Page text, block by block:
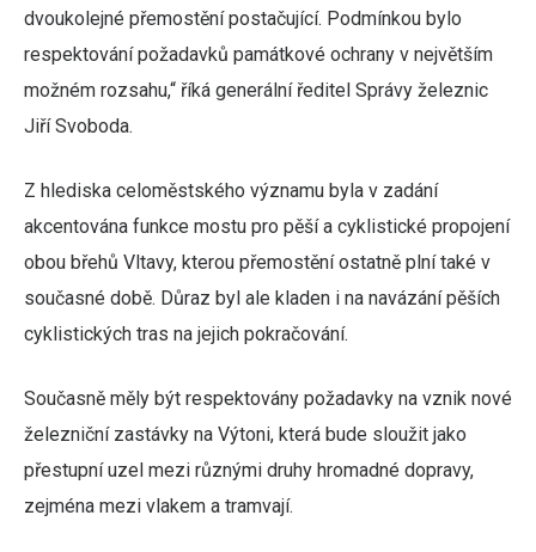
dvoukolejné přemostění postačující. Podmínkou bylo
respektování požadavků památkové ochrany v největším
možném rozsahu,“ říká generální ředitel Správy železnic
Jiří Svoboda.
Z hlediska celoměstského významu byla v zadání
akcentována funkce mostu pro pěší a cyklistické propojení
obou břehů Vltavy, kterou přemostění ostatně plní také v
současné době. Důraz byl ale kladen i na navázání pěších
cyklistických tras na jejich pokračování.
Současně měly být respektovány požadavky na vznik nové
železniční zastávky na Výtoni, která bude sloužit jako
přestupní uzel mezi různými druhy hromadné dopravy,
zejména mezi vlakem a tramvají.